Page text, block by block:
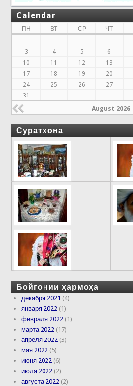
Calendar
ПН ВТ СР ЧТ
3
4 5 6
10
11 12 13
17
18 19 20
24
25 26 27
31
August 2026
Суратхона
Бойгонии ҳармоҳа
декабря 2021 (4)
января 2022 (1)
февраля 2022 (1)
марта 2022 (17)
апреля 2022 (3)
мая 2022 (5)
июня 2022 (6)
июля 2022 (2)
августа 2022 (2)